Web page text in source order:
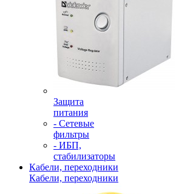
Защита
питания
- Сетевые
фильтры
- ИБП,
стабилизаторы
Кабели, переходники
Кабели, переходники